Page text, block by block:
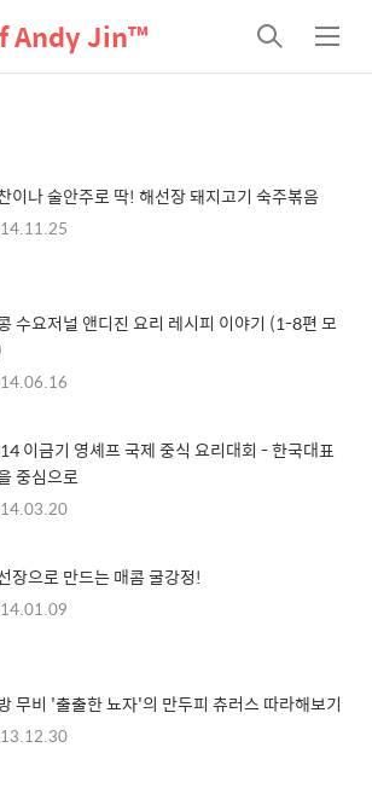
Andy Jin™
검
색
메
뉴
이나 술안주로 딱! 해선장 돼지고기 숙주볶음
수요저널 앤디진 요리 레시피 이야기 (1-8편 모
이금기 영셰프 국제 중식 요리대회 - 한국대표
중심으로
장으로 만드는 매콤 굴강정!
무비 '출출한 뇨자'의 만두피 츄러스 따라해보기